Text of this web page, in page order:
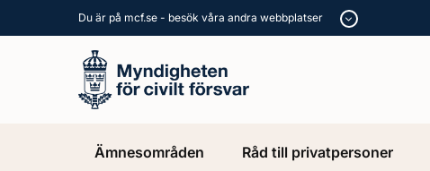
Du är på mcf.se - besök våra andra webbplatser
Ämnesområden Råd till privatpersoner